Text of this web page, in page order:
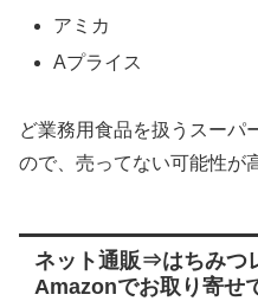
アミカ
Aプライス
ど業務用食品を扱うスーパ
ので、売ってない可能性が
ネット通販⇒はちみつ
Amazonでお取り寄せ